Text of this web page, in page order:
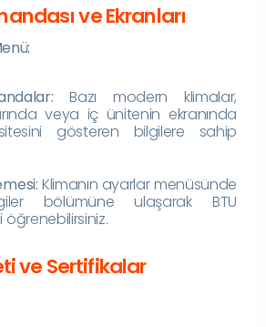
ve Ekranları
Bazı modern klimalar,
veya iç ünitenin ekranında
gösteren bilgilere sahip
Klimanın ayarlar menüsünde
bölümüne ulaşarak BTU
ve Sertifikalar